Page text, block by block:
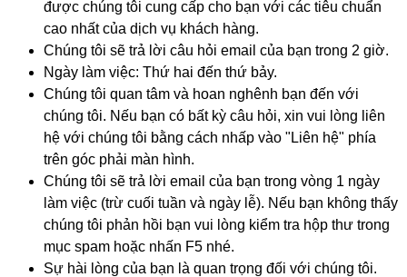
được chúng tôi cung cấp cho bạn với các tiêu chuẩn
cao nhất của dịch vụ khách hàng.
Chúng tôi sẽ trả lời câu hỏi email của bạn trong 2 giờ.
Ngày làm việc: Thứ hai đến thứ bảy.
Chúng tôi quan tâm và hoan nghênh bạn đến với
chúng tôi. Nếu bạn có bất kỳ câu hỏi, xin vui lòng liên
hệ với chúng tôi bằng cách nhấp vào "Liên hệ" phía
trên góc phải màn hình.
Chúng tôi sẽ trả lời email của bạn trong vòng 1 ngày
làm việc (trừ cuối tuần và ngày lễ). Nếu bạn không thấy
chúng tôi phản hồi bạn vui lòng kiểm tra hộp thư trong
mục spam hoặc nhấn F5 nhé.
Sự hài lòng của bạn là quan trọng đối với chúng tôi.